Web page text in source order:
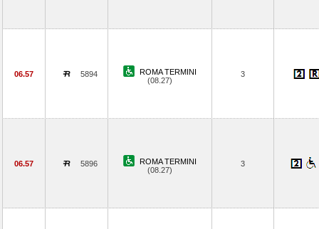
06.57 5894
ROMA TERMINI
(08.27)
3
06.57 5896
ROMA TERMINI
(08.27)
3